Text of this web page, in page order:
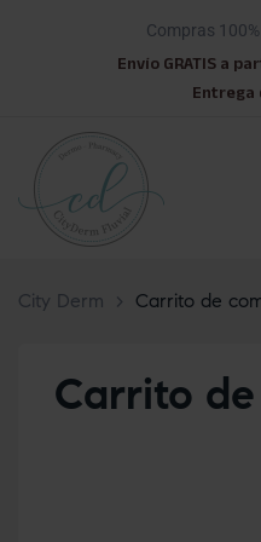
Compras
Envío GRATIS a
Entrega
City Derm > Carrito de
Carrito